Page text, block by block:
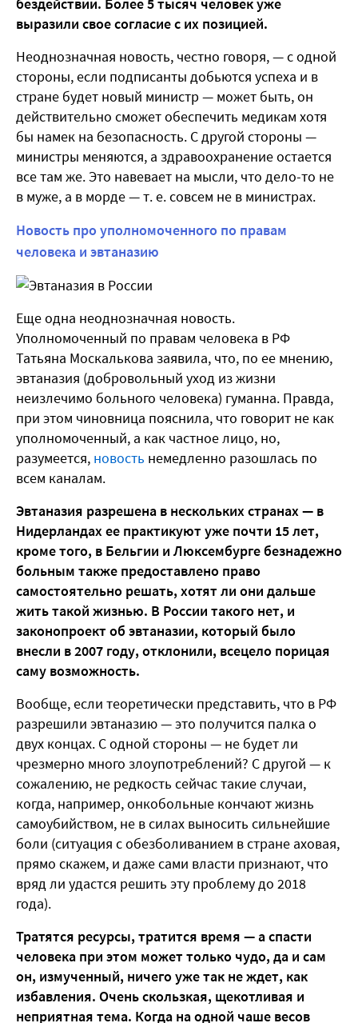
бездействии. Более 5 тысяч человек уже
выразили свое согласие с их позицией.
Неоднозначная новость, честно говоря, — с одной
стороны, если подписанты добьются успеха и в
стране будет новый министр — может быть, он
действительно сможет обеспечить медикам хотя
бы намек на безопасность. С другой стороны —
министры меняются, а здравоохранение остается
все там же. Это навевает на мысли, что дело-то не
в муже, а в морде — т. е. совсем не в министрах.
Новость про уполномоченного по правам
человека и эвтаназию
Еще одна неоднозначная новость.
Уполномоченный по правам человека в РФ
Татьяна Москалькова заявила, что, по ее мнению,
эвтаназия (добровольный уход из жизни
неизлечимо больного человека) гуманна. Правда,
при этом чиновница пояснила, что говорит не как
уполномоченный, а как частное лицо, но,
разумеется, новость немедленно разошлась по
всем каналам.
Эвтаназия разрешена в нескольких странах — в
Нидерландах ее практикуют уже почти 15 лет,
кроме того, в Бельгии и Люксембурге безнадежно
больным также предоставлено право
самостоятельно решать, хотят ли они дальше
жить такой жизнью. В России такого нет, и
законопроект об эвтаназии, который было
внесли в 2007 году, отклонили, всецело порицая
саму возможность.
Вообще, если теоретически представить, что в РФ
разрешили эвтаназию — это получится палка о
двух концах. С одной стороны — не будет ли
чрезмерно много злоупотреблений? С другой — к
сожалению, не редкость сейчас такие случаи,
когда, например, онкобольные кончают жизнь
самоубийством, не в силах выносить сильнейшие
боли (ситуация с обезболиванием в стране аховая,
прямо скажем, и даже сами власти признают, что
вряд ли удастся решить эту проблему до 2018
года).
Тратятся ресурсы, тратится время — а спасти
человека при этом может только чудо, да и сам
он, измученный, ничего уже так не ждет, как
избавления. Очень скользкая, щекотливая и
неприятная тема. Когда на одной чаше весов